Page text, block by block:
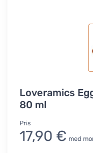
Loveramics
80 ml
Pris
17,90 € med